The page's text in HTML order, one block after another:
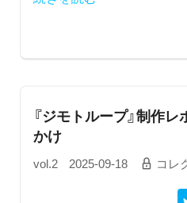
『ジモトループ』制作
かけ
vol.2 2025-09-18 コレ